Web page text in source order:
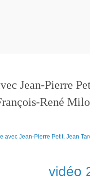
Jean-Pierre
René
vidéo